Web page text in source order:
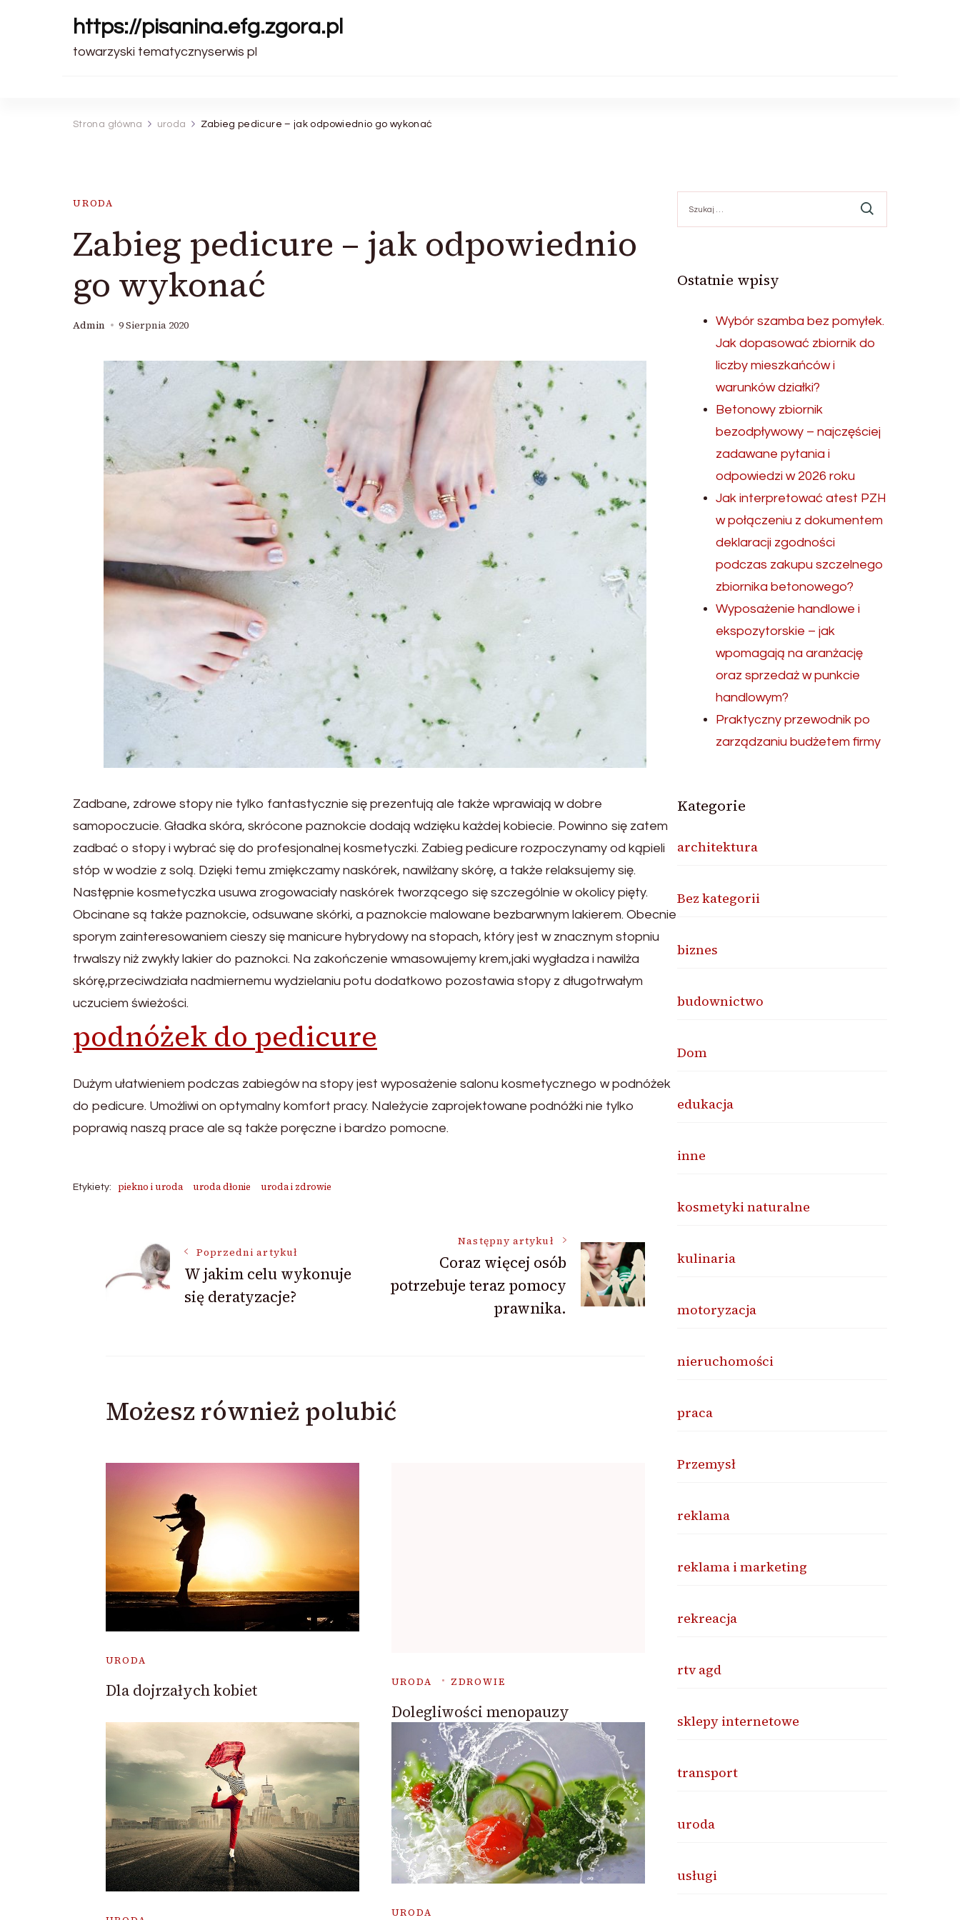
https://pisanina.efg.zgora.pl
towarzyski tematycznyserwis pl
Strona główna uroda Zabieg pedicure – jak odpowiednio go wykonać
URODA
Zabieg pedicure – jak odpowiednio
go wykonać
Admin 9 Sierpnia 2020
Zadbane, zdrowe stopy nie tylko fantastycznie się prezentują ale także wprawiają w dobre
samopoczucie. Gładka skóra, skrócone paznokcie dodają wdzięku każdej kobiecie. Powinno się zatem
zadbać o stopy i wybrać się do profesjonalnej kosmetyczki. Zabieg pedicure rozpoczynamy od kąpieli
stóp w wodzie z solą. Dzięki temu zmiękczamy naskórek, nawilżany skórę, a także relaksujemy się.
Następnie kosmetyczka usuwa zrogowaciały naskórek tworzącego się szczególnie w okolicy pięty.
Obcinane są także paznokcie, odsuwane skórki, a paznokcie malowane bezbarwnym lakierem. Obecnie
sporym zainteresowaniem cieszy się manicure hybrydowy na stopach, który jest w znacznym stopniu
trwalszy niż zwykły lakier do paznokci. Na zakończenie wmasowujemy krem,jaki wygładza i nawilża
skórę,przeciwdziała nadmiernemu wydzielaniu potu dodatkowo pozostawia stopy z długotrwałym
uczuciem świeżości.
podnóżek do pedicure
Dużym ułatwieniem podczas zabiegów na stopy jest wyposażenie salonu kosmetycznego w podnóżek
do pedicure. Umożliwi on optymalny komfort pracy. Należycie zaprojektowane podnóżki nie tylko
poprawią naszą prace ale są także poręczne i bardzo pomocne.
Etykiety: piekno i uroda uroda dłonie uroda i zdrowie
Nawigacja
wpisu
Poprzedni artykuł
W jakim celu wykonuje
się deratyzacje?
Następny artykuł
Coraz więcej osób
potrzebuje teraz pomocy
prawnika.
Możesz również polubić
URODA
Dla dojrzałych kobiet URODA ZDROWIE
Dolegliwości menopauzy
URODA
Ostatnie wpisy
Wybór szamba bez pomyłek.
Jak dopasować zbiornik do
liczby mieszkańców i
warunków działki?
Betonowy zbiornik
bezodpływowy – najczęściej
zadawane pytania i
odpowiedzi w 2026 roku
Jak interpretować atest PZH
w połączeniu z dokumentem
deklaracji zgodności
podczas zakupu szczelnego
zbiornika betonowego?
Wyposażenie handlowe i
ekspozytorskie – jak
wpomagają na aranżację
oraz sprzedaż w punkcie
handlowym?
Praktyczny przewodnik po
zarządzaniu budżetem firmy
Kategorie
architektura
Bez kategorii
biznes
budownictwo
Dom
edukacja
inne
kosmetyki naturalne
kulinaria
motoryzacja
nieruchomości
praca
Przemysł
reklama
reklama i marketing
rekreacja
rtv agd
sklepy internetowe
transport
uroda
usługi